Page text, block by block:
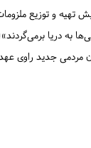
تهیه و توزیع
به دریا
مردمی جدید راوی